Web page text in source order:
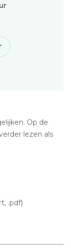
Op de
lezen als
.pdf)